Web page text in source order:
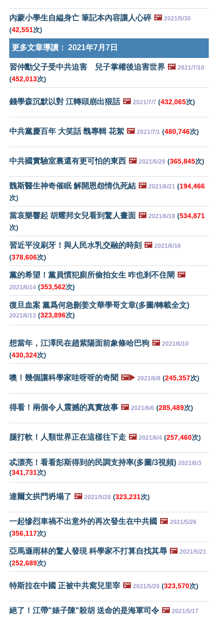
內蒙小學生自縊身亡 筆記本內容讓人心碎 🖼️ 2021/5/30
(42,551次)
更多文章導讀： 2021年7月7日
習仲勳父子受中共迫害 兒子掌權後迫害世界 🖼️ 2021/7/10
(452,013次)
錢學森沉默以對 江轉頭崩出狠話 🖼️ 2021/7/7 (432,065次)
中共黨慶百年 大笑話 醜專輯 花絮 🖼️ 2021/7/1 (480,746次)
中共國實驗室裏還有更可怕的東西 🖼️ 2021/6/29 (365,845次)
魏斯醫生神奇催眠 解開恩怨情仇死結 🖼️ 2021/6/21 (194,466
次)
當哀樂響起 胡耀邦女兒看到驚人畫面 🖼️ 2021/6/18 (534,871
次)
習近平沒刷牙！與人民水乳交融的時刻 🖼️ 2021/6/16
(378,606次)
黨的希望！黨員慣犯廁所偷拍女生 咋也剎不住閘 🖼️
2021/6/14 (353,562次)
復旦血案 黨爲何急刪姜文華學哥文章(多圖/轉載全文)
2021/6/13 (323,896次)
想當年，江澤民在趙紫陽面前象條哈巴狗 🖼️ 2021/6/10
(430,324次)
噢！幾個讓科學家哇呀呀的奇聞 🖼️▶️ 2021/6/9 (245,357次)
得看！兩個令人震撼的真實故事 🖼️ 2021/6/6 (285,489次)
腿打軟！人類世界正在這樣往下走 🖼️ 2021/6/4 (257,460次)
忒漂亮！看看彭斯得到的民調支持率(多圖/3視頻) 2021/6/3
(341,731次)
達爾文拱門坍塌了 🖼️ 2021/5/28 (323,231次)
一起慘烈車禍不出意外的再次發生在中共國 🖼️ 2021/5/26
(356,117次)
亞馬遜雨林的驚人發現 科學家不打算自找其辱 🖼️ 2021/5/21
(252,689次)
特斯拉在中國 正被中共窩兒里宰 🖼️ 2021/5/20 (323,570次)
絕了！江帶"婊子陳"殺胡 送命的是海軍司令 🖼️ 2021/5/17